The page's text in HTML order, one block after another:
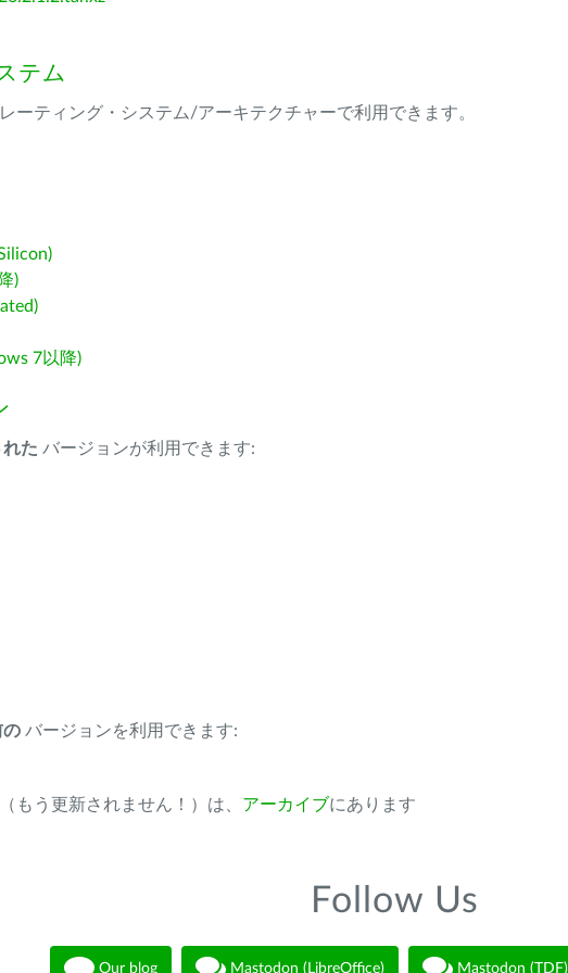
テム
ーティング・システム/アーキテクチャーで利用できます。
)
7以降)
れた バージョンが利用できます:
の バージョンを利用できます:
もう更新されません！）は、 アーカイブにあります
Follow Us
Our blog Mastodon (LibreOffice) Mastodon (TDF)